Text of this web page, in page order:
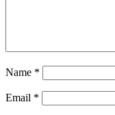
Name *
Email *